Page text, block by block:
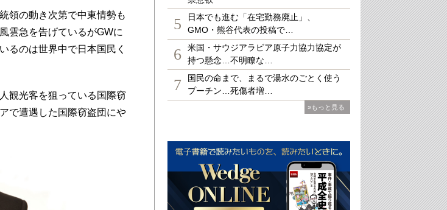
領の動き次第で中東情勢も
雲急を告げているがGWに
るのは世界中で日本国民く
観光客を狙っている国際窃
で遭遇した国際窃盗団にや
5
日本でも進む「在宅勤務廃止」、
GMO・熊谷代表の投稿で…
6
米国・サウジアラビア原子力協力協定が
持つ懸念…不明瞭な…
7
国民の命まで、まるで湯水のごとく使う
プーチン…死傷者増…
»もっと見る